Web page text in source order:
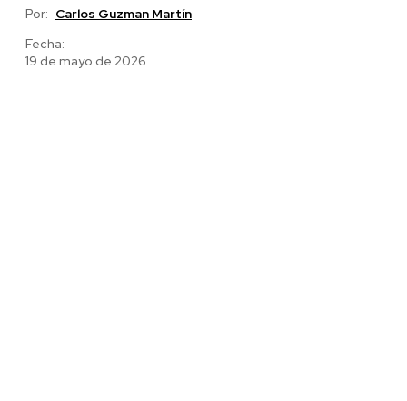
Por: Carlos Guzman Martín
Fecha:
19 de mayo de 2026